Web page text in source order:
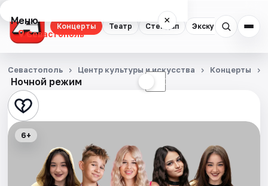
Концерты Театр Стендап Экскурсии
Меню ×
Севастополь
Концерты
Театр
Стендап
Экскурсии
События
Ночной режим ☾
Севастополь Центр культуры и искусства Концерты
6+